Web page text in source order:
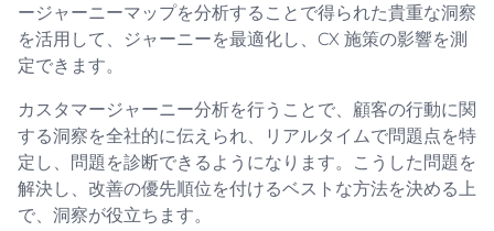
ージャーニーマップを分析することで得られた貴重な洞察
を活用して、ジャーニーを最適化し、CX 施策の影響を測
定できます。
カスタマージャーニー分析を行うことで、顧客の行動に関
する洞察を全社的に伝えられ、リアルタイムで問題点を特
定し、問題を診断できるようになります。こうした問題を
解決し、改善の優先順位を付けるベストな方法を決める上
で、洞察が役立ちます。